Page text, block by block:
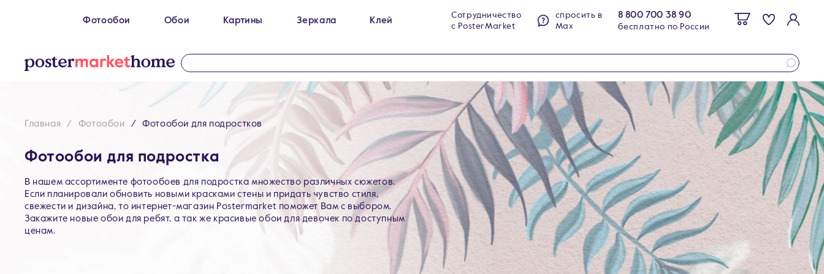
Фотообои
Размеры
300 х 270 см
500 x 270 см
Обои Картины
Картины на холсте 284
Картины на стекле 140
Картины на холсте в раме
Зеркала
Гримёрные зеркала 23
Интерьерные зеркала 60
Напольные зеркала 5
Клей
Сотрудничество
с PosterMarket
спросить в
Max
8 800 700 38 90
бесплатно по России
Главная Фотообои Фотообои для подростков
Фотообои для подростка
В нашем ассортименте фотообоев для подростка множество различных сюжетов.
Если планировали обновить новыми красками стены и придать чувство стиля,
свежести и дизайна, то интернет-магазин Postermarket поможет Вам с выбором.
Закажите новые обои для ребят, а так же красивые обои для девочек по доступным
ценам.